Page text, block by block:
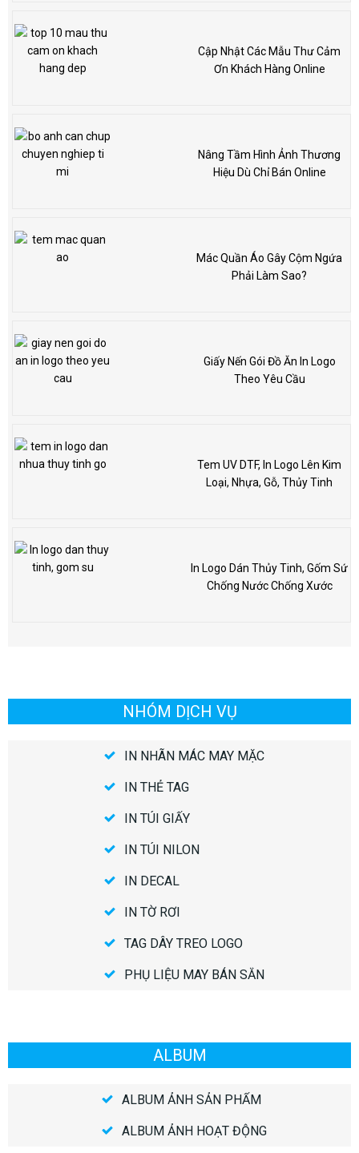
Cập Nhật Các Mẫu Thư Cảm
Ơn Khách Hàng Online
Nâng Tầm Hình Ảnh Thương
Hiệu Dù Chỉ Bán Online
Mác Quần Áo Gây Cộm Ngứa
Phải Làm Sao?
Giấy Nến Gói Đồ Ăn In Logo
Theo Yêu Cầu
Tem UV DTF, In Logo Lên Kim
Loại, Nhựa, Gỗ, Thủy Tinh
In Logo Dán Thủy Tinh, Gốm Sứ
Chống Nước Chống Xước
NHÓM DỊCH VỤ
IN NHÃN MÁC MAY MẶC
IN THẺ TAG
IN TÚI GIẤY
IN TÚI NILON
IN DECAL
IN TỜ RƠI
TAG DÂY TREO LOGO
PHỤ LIỆU MAY BÁN SẴN
ALBUM
ALBUM ẢNH SẢN PHẨM
ALBUM ẢNH HOẠT ĐỘNG